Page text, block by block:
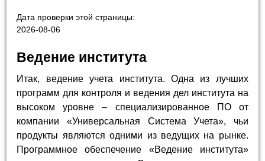
Дата проверки этой страницы:
2026-08-06
Ведение института
Итак, ведение учета института. Одна из лучших
программ для контроля и ведения дел института на
высоком уровне – специализированное ПО от
компании «Универсальная Система Учета», чьи
продукты являются одними из ведущих на рынке.
Программное обеспечение «Ведение института»